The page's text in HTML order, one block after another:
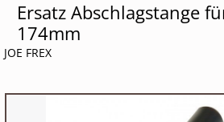
Ersatz Abschlagstange
174mm
JOE FREX